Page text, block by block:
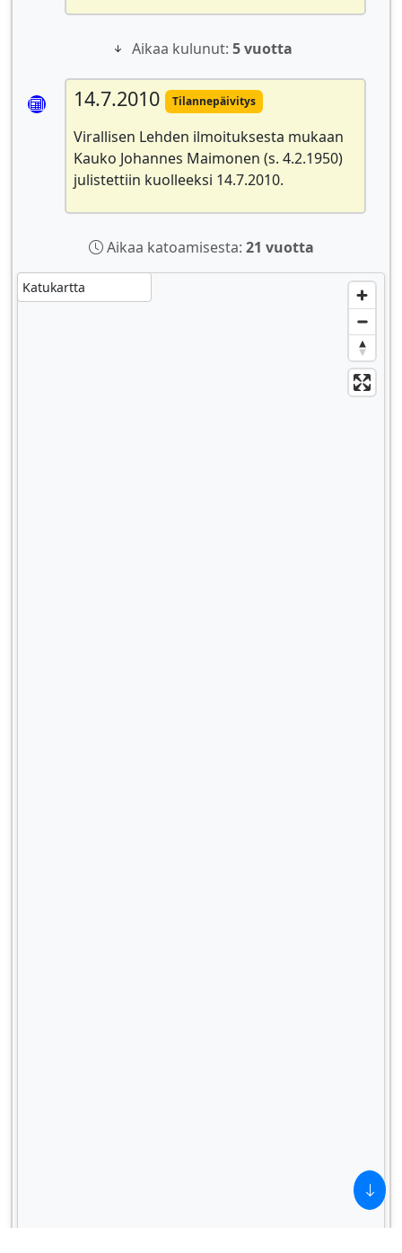
Aikaa kulunut: 5 vuotta
14.7.2010 Tilannepäivitys
Virallisen Lehden ilmoituksesta mukaan
Kauko Johannes Maimonen (s. 4.2.1950)
julistettiin kuolleeksi 14.7.2010.
Aikaa katoamisesta: 21 vuotta